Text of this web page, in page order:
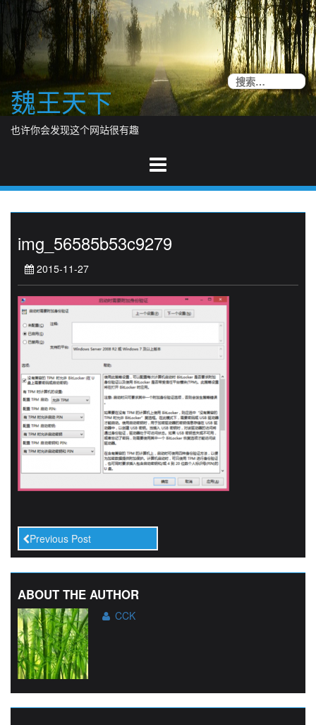
content
魏王天下
也许你会发现这个网站很有趣
搜
img_56585b53c9279
2015-11-27
Previous Post
ABOUT THE AUTHOR
CCK